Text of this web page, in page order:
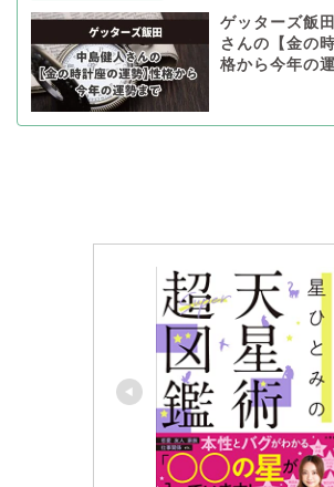
ゲッターズ飯
さんの【金の
格から今年の